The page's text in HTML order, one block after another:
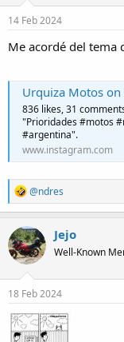
n
s
14 Feb 2024
Me acordé del tema
Urquiza Motos on Instagram:
836 likes, 31
"Prioridades #motos
#argentina".
www.instagram.com
R
e
a
c
t
i
o
n
s
@ndres
Jejo
Well-Known
18 Feb 2024